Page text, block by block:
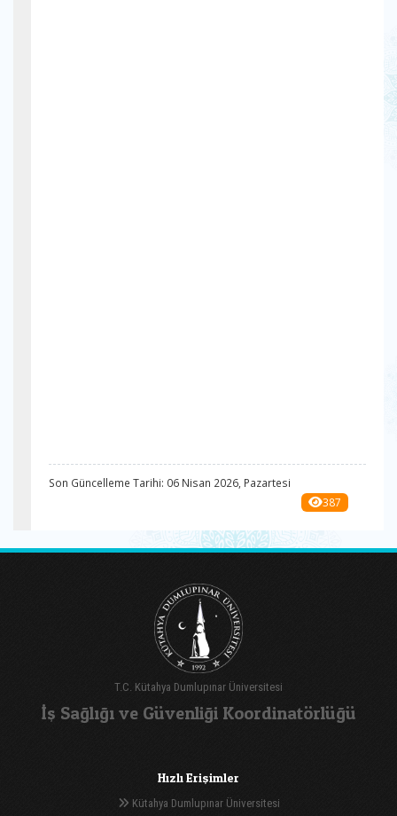
Son Güncelleme Tarihi: 06 Nisan 2026, Pazartesi
387
T.C. Kütahya Dumlupınar Üniversitesi
İş Sağlığı ve Güvenliği Koordinatörlüğü
Hızlı Erişimler
Kütahya Dumlupınar Üniversitesi